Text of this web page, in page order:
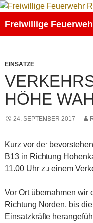
Zum
springen
Freiwillige
EINSÄTZE
HÖHE
24. SEPTEMBER 2017
Kurz vor der
B13 in Richtung
11.00 Uhr zu einem
Vor Ort übernahmen wir
Richtung Norden, bis
Einsatzkräfte